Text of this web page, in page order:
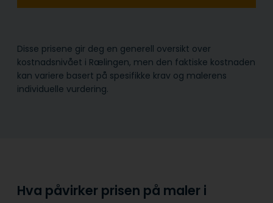
Disse prisene gir deg en generell oversikt over
kostnadsnivået i Rælingen, men den faktiske kostnaden
kan variere basert på spesifikke krav og malerens
individuelle vurdering.
Hva påvirker prisen på maler i